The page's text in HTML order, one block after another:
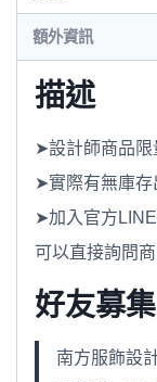
額外資訊
描述
➤設計師商品限
➤實際有無庫存
➤加入官方
可以直接詢問
好友募
南方服飾設